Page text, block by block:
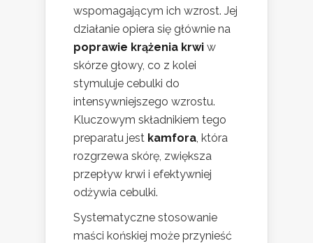
wspomagającym ich wzrost. Jej
działanie opiera się głównie na
poprawie krążenia krwi w
skórze głowy, co z kolei
stymuluje cebulki do
intensywniejszego wzrostu.
Kluczowym składnikiem tego
preparatu jest kamfora , która
rozgrzewa skórę, zwiększa
przepływ krwi i efektywniej
odżywia cebulki.
Systematyczne stosowanie
maści końskiej może przynieść